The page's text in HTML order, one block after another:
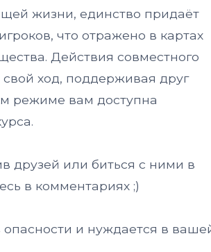
жизни, единство придаёт
что отражено в картах
Действия совместного
ход, поддерживая друг
режиме вам доступна
друзей или биться с ними в
в комментариях ;)
и нуждается в